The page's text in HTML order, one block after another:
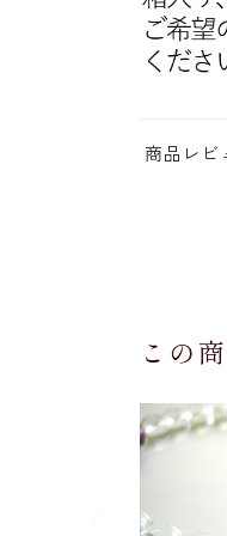
商品レビ
この